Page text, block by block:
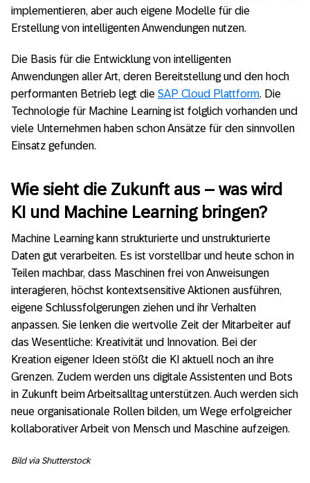
implementieren, aber auch eigene Modelle für die
Erstellung von intelligenten Anwendungen nutzen.
Die Basis für die Entwicklung von intelligenten
Anwendungen aller Art, deren Bereitstellung und den hoch
performanten Betrieb legt die SAP Cloud Plattform. Die
Technologie für Machine Learning ist folglich vorhanden und
viele Unternehmen haben schon Ansätze für den sinnvollen
Einsatz gefunden.
Wie sieht die Zukunft aus – was wird
KI und Machine Learning bringen?
Machine Learning kann strukturierte und unstrukturierte
Daten gut verarbeiten. Es ist vorstellbar und heute schon in
Teilen machbar, dass Maschinen frei von Anweisungen
interagieren, höchst kontextsensitive Aktionen ausführen,
eigene Schlussfolgerungen ziehen und ihr Verhalten
anpassen. Sie lenken die wertvolle Zeit der Mitarbeiter auf
das Wesentliche: Kreativität und Innovation. Bei der
Kreation eigener Ideen stößt die KI aktuell noch an ihre
Grenzen. Zudem werden uns digitale Assistenten und Bots
in Zukunft beim Arbeitsalltag unterstützen. Auch werden sich
neue organisationale Rollen bilden, um Wege erfolgreicher
kollaborativer Arbeit von Mensch und Maschine aufzeigen.
Bild via Shutterstock